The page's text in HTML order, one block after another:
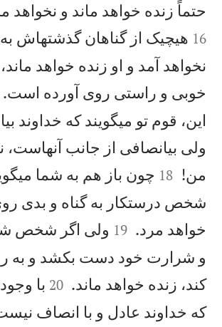
حتماً زنده خواهد ماند و نخواهد
16 هيچيک از گناهان گذشتهاش
نخواهد آمد و او زنده خواهد ماند،
خوبی و راستی روی آورده است.
اين، قوم تو میگويند كه خداوند
ولی بیانصافی از جانب آنهاست،
من! 

18 چون باز هم به شما
شخص درستكار به گناه و بدی
خواهد مرد. 

19 ولی اگر شخص
و شرارت خود دست بكشد و به
كند، زنده خواهد ماند. 

20 با
كه خداوند عادل و با انصاف